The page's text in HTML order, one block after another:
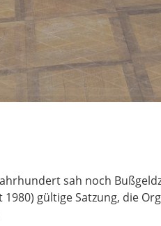
sah noch
gültige Satzung, die